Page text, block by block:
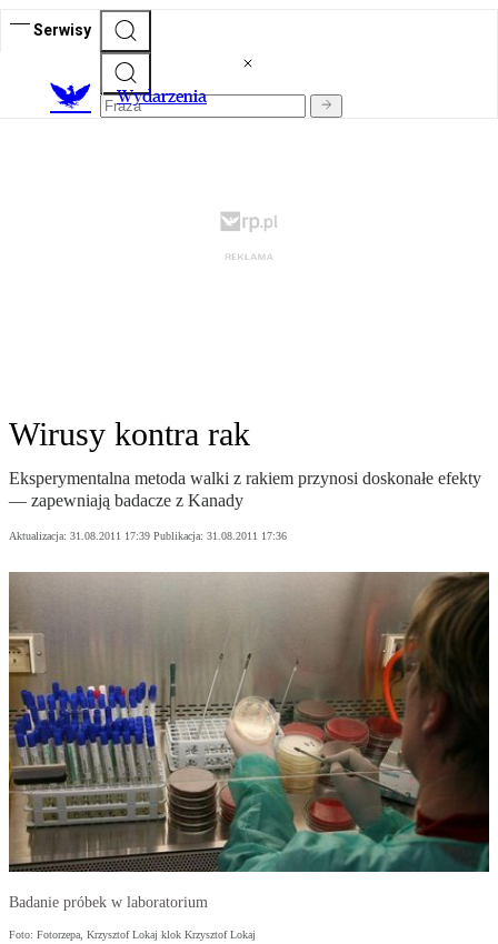
Serwisy
Wydarzenia
Wirusy kontra rak
Eksperymentalna metoda walki z rakiem przynosi doskonałe efekty
— zapewniają badacze z Kanady
Aktualizacja: 31.08.2011 17:39 Publikacja: 31.08.2011 17:36
Badanie próbek w laboratorium
Foto: Fotorzepa, Krzysztof Lokaj klok Krzysztof Lokaj